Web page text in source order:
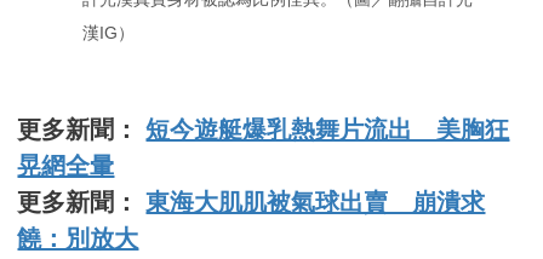
漢IG）
更多新聞：短今遊艇爆乳熱舞片流出 美胸狂
晃網全暈
更多新聞：東海大肌肌被氣球出賣 崩潰求
饒：別放大